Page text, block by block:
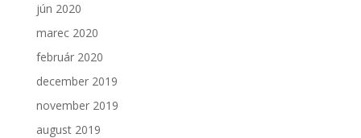
jún 2020
marec 2020
február 2020
december 2019
november 2019
august 2019